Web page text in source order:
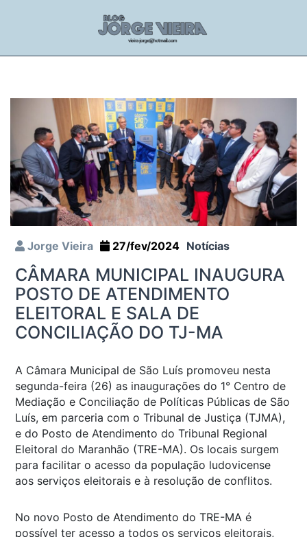
Jorge Vieira 27/fev/2024 Notícias
CÂMARA MUNICIPAL INAUGURA
POSTO DE ATENDIMENTO
ELEITORAL E SALA DE
CONCILIAÇÃO DO TJ-MA
A Câmara Municipal de São Luís promoveu nesta
segunda-feira (26) as inaugurações do 1° Centro de
Mediação e Conciliação de Políticas Públicas de São
Luís, em parceria com o Tribunal de Justiça (TJMA),
e do Posto de Atendimento do Tribunal Regional
Eleitoral do Maranhão (TRE-MA). Os locais surgem
para facilitar o acesso da população ludovicense
aos serviços eleitorais e à resolução de conflitos.
No novo Posto de Atendimento do TRE-MA é
possível ter acesso a todos os serviços eleitorais,